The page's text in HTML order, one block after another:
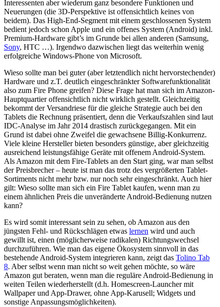
Interessenten aber wiederum ganz besondere Funktionen und
Neuerungen (die 3D-Perspektive ist offensichtlich keines von
beidem). Das High-End-Segment mit einem geschlossenen System
bedient jedoch schon Apple und ein offenes System (Android) inkl.
Premium-Hardware gibt’s im Grunde bei allen anderen (Samsung,
Sony, HTC …). Irgendwo dazwischen liegt das weiterhin wenig
erfolgreiche Windows-Phone von Microsoft.
Wieso sollte man bei guter (aber letztendlich nicht hervorstechender)
Hardware und z.T. deutlich eingeschränkter Softwarefunktionalität
also zum Fire Phone greifen? Diese Frage hat man sich im Amazon-
Hauptquartier offensichtlich nicht wirklich gestellt. Gleichzeitig
bekommt der Versandriese für die gleiche Strategie auch bei den
Tablets die Rechnung präsentiert, denn die Verkaufszahlen sind laut
IDC-Analyse im Jahr 2014 drastisch zurückgegangen. Mit ein
Grund ist dabei ohne Zweifel die gewachsene Billig-Konkurrenz.
Viele kleine Hersteller bieten besonders günstige, aber gleichzeitig
ausreichend leistungsfähige Geräte mit offenem Android-System.
Als Amazon mit dem Fire-Tablets an den Start ging, war man selbst
der Preisbrecher – heute ist man das trotz des vergrößerten Tablet-
Sortiments nicht mehr bzw. nur noch sehr eingeschränkt. Auch hier
gilt: Wieso sollte man sich ein Fire Tablet kaufen, wenn man zu
einem ähnlichen Preis die unveränderte Android-Bedienung nutzen
kann?
Es wird somit interessant sein zu sehen, ob Amazon aus den
jüngsten Fehl- und Rückschlägen etwas lernen wird und auch
gewillt ist, einen (möglicherweise radikalen) Richtungswechsel
durchzuführen. Wie man das eigene Ökosystem sinnvoll in das
bestehende Android-System integrieren kann, zeigt das Tolino Tab
8. Aber selbst wenn man nicht so weit gehen möchte, so wäre
Amazon gut beraten, wenn man die reguläre Android-Bedienung in
weiten Teilen wiederherstellt (d.h. Homescreen-Launcher mit
Wallpaper und App-Drawer, ohne App-Karusell; Widgets und
sonstige Anpassungsmöglichkeiten).